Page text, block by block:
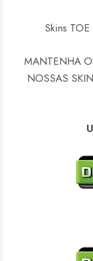
Skins
MANTENHA
NOSSAS